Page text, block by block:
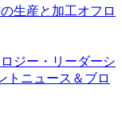
生産と加工オフロ
ジー・リーダーシ
ト ニュース＆ブロ